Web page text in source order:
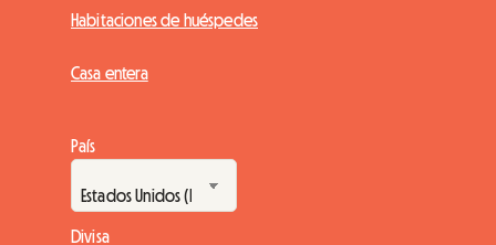
Habitaciones de huéspedes
Casa entera
País
Divisa